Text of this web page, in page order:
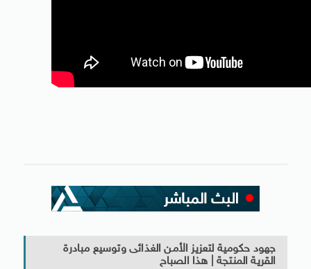
جهود حكومية لتعزيز الأمن الغذائى وتوسيع مبادرة
القرية المنتجة | هذا الصباح